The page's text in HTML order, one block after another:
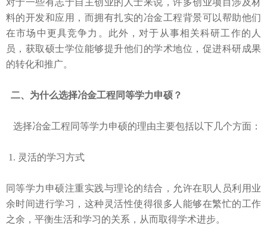
料的开发和应用，而拥有扎实的冶金工程背景可以帮助他们
在市场中更具竞争力。此外，对于从事相关科研工作的人
员，获取硕士学位能够提升他们的学术地位，促进科研成果
的转化和推广。
二、为什么选择冶金工程同等学力申硕？
选择冶金工程同等学力申硕的理由主要包括以下几个方面：
1. 灵活的学习方式
同等学力申硕注重实践与理论的结合，允许在职人员利用业
余时间进行学习，这种灵活性使得很多人能够在繁忙的工作
之余，平衡生活和学习的关系，从而取得学术进步。